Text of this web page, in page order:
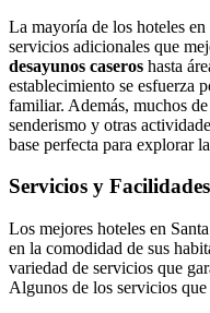
La mayoría de los hoteles
servicios adicionales que
desayunos caseros hasta
establecimiento se esfuerza
familiar. Además, muchos
senderismo y otras
base perfecta para explorar
Servicios y Facilidades
Los mejores hoteles en
en la comodidad de sus
variedad de servicios que
Algunos de los servicios